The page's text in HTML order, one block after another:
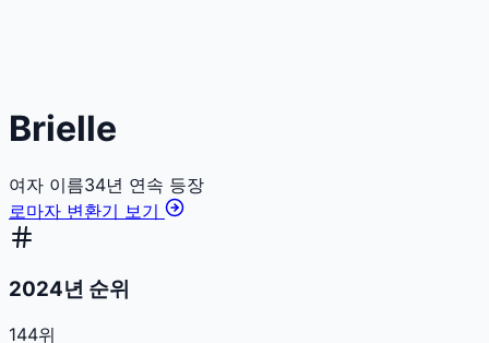
Brielle
여자 이름34년 연속 등장
로마자 변환기 보기
2024년 순위
144위